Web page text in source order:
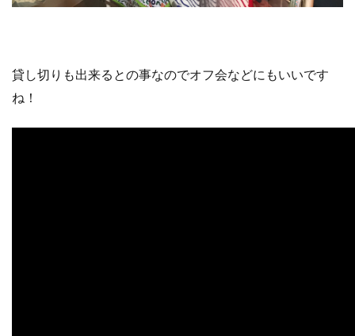
貸し切りも出来るとの事なのでオフ会などにもいいです
ね！